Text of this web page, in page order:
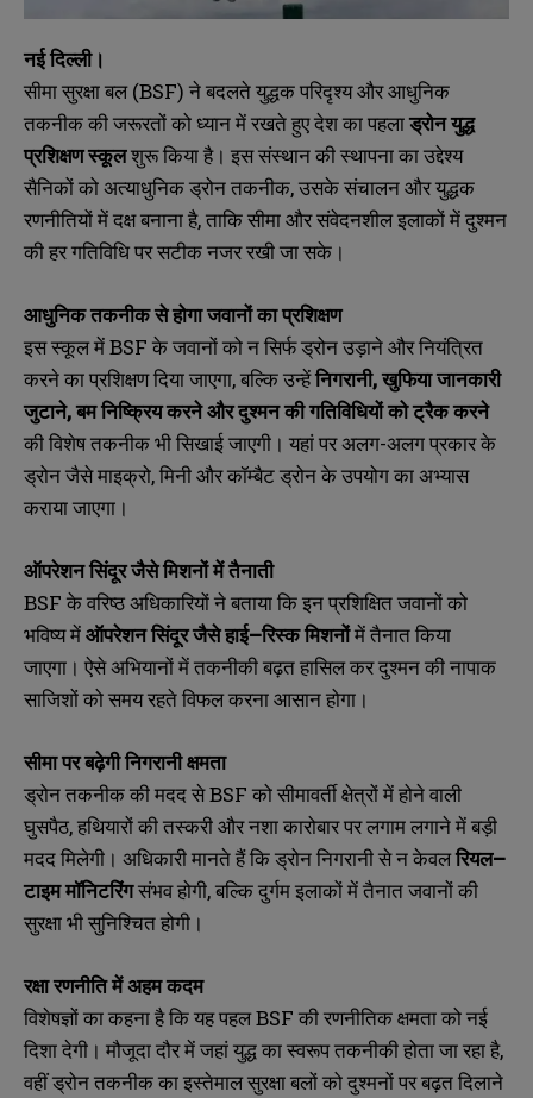
नईदिल्ली।
सीमा सुरक्षा बल (BSF) ने बदलते युद्धक परिदृश्य और आधुनिक
तकनीक की जरूरतों को ध्यान में रखते हुए देश का पहलाड्रोनयुद्ध
प्रशिक्षणस्कूलशुरू किया है। इस संस्थान की स्थापना का उद्देश्य
सैनिकों को अत्याधुनिक ड्रोन तकनीक, उसके संचालन और युद्धक
रणनीतियों में दक्ष बनाना है, ताकि सीमा और संवेदनशील इलाकों में दुश्मन
की हर गतिविधि पर सटीक नजर रखी जा सके।
आधुनिकतकनीकसेहोगाजवानोंकाप्रशिक्षण
इस स्कूल में BSF के जवानों को न सिर्फ ड्रोन उड़ाने और नियंत्रित
करने का प्रशिक्षण दिया जाएगा, बल्कि उन्हेंनिगरानी,खुफियाजानकारी
जुटाने,बमनिष्क्रियकरनेऔरदुश्मनकीगतिविधियोंकोट्रैककरने
की विशेष तकनीक भी सिखाई जाएगी। यहां पर अलग-अलग प्रकार के
ड्रोन जैसे माइक्रो, मिनी और कॉम्बैट ड्रोन के उपयोग का अभ्यास
कराया जाएगा।
ऑपरेशनसिंदूरजैसेमिशनोंमेंतैनाती
BSF के वरिष्ठ अधिकारियों ने बताया कि इन प्रशिक्षित जवानों को
भविष्य मेंऑपरेशनसिंदूरजैसेहाई–रिस्कमिशनोंमें तैनात किया
जाएगा। ऐसे अभियानों में तकनीकी बढ़त हासिल कर दुश्मन की नापाक
साजिशों को समय रहते विफल करना आसान होगा।
सीमापरबढ़ेगीनिगरानीक्षमता
ड्रोन तकनीक की मदद से BSF को सीमावर्ती क्षेत्रों में होने वाली
घुसपैठ, हथियारों की तस्करी और नशा कारोबार पर लगाम लगाने में बड़ी
मदद मिलेगी। अधिकारी मानते हैं कि ड्रोन निगरानी से न केवलरियल–
टाइममॉनिटरिंगसंभव होगी, बल्कि दुर्गम इलाकों में तैनात जवानों की
सुरक्षा भी सुनिश्चित होगी।
रक्षारणनीतिमेंअहमकदम
विशेषज्ञों का कहना है कि यह पहल BSF की रणनीतिक क्षमता को नई
दिशा देगी। मौजूदा दौर में जहां युद्ध का स्वरूप तकनीकी होता जा रहा है,
वहीं ड्रोन तकनीक का इस्तेमाल सुरक्षा बलों को दुश्मनों पर बढ़त दिलाने